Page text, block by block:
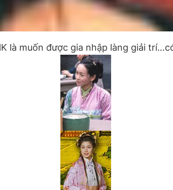
là muốn được gia nhập làng giải